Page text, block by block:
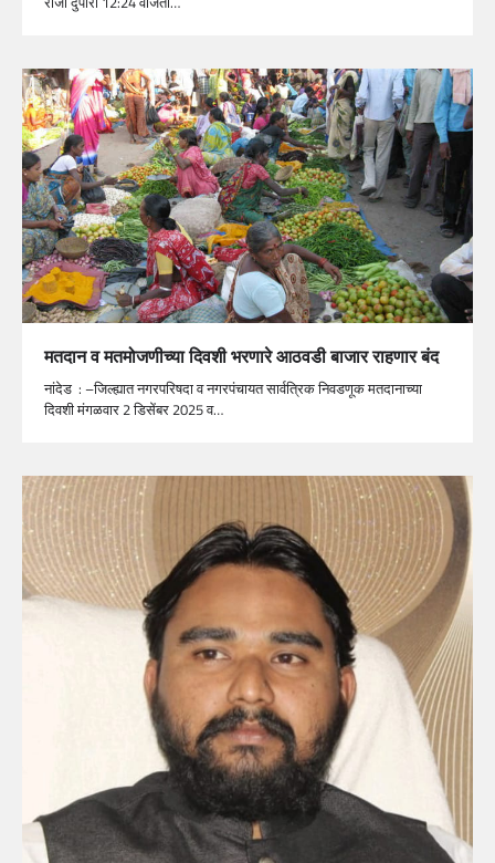
मतदान व मतमोजणीच्या दिवशी भरणारे आठवडी बाजार राहणार बंद
नांदेड : –जिल्ह्यात नगरपरिषदा व नगरपंचायत सार्वत्रिक निवडणूक मतदानाच्या
दिवशी मंगळवार 2 डिसेंबर 2025 व…